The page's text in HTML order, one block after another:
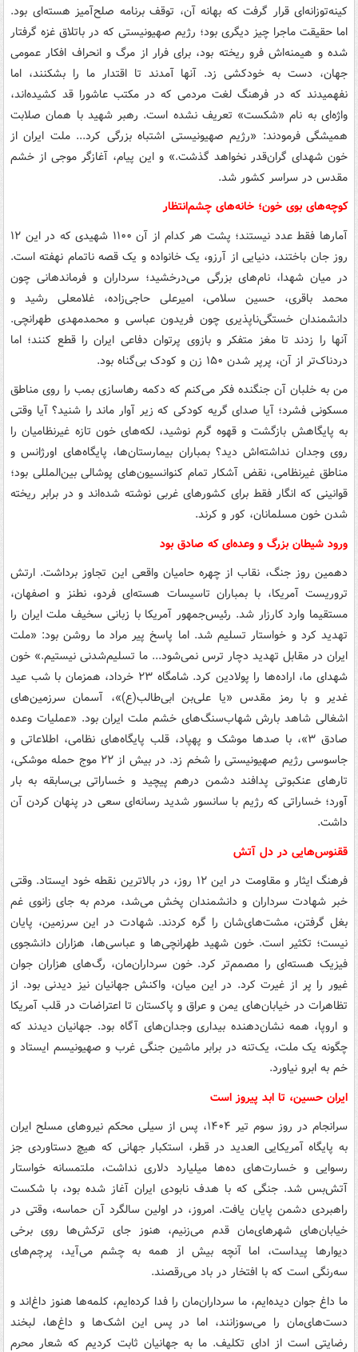
کینه‌توزانه‌ای قرار گرفت که بهانه آن، توقف برنامه صلح‌آمیز هسته‌ای بود.
اما حقیقت ماجرا چیز دیگری بود؛ رژیم صهیونیستی که در باتلاق غزه گرفتار
شده و هیمنه‌اش فرو ریخته بود، برای فرار از مرگ و انحراف افکار عمومی
جهان، دست به خودکشی زد. آنها آمدند تا اقتدار ما را بشکنند، اما
نفهمیدند که در فرهنگ لغت مردمی که در مکتب عاشورا قد کشیده‌اند،
واژه‌ای به نام «شکست» تعریف نشده است. رهبر شهید با همان صلابت
همیشگی فرمودند: «رژیم صهیونیستی اشتباه بزرگی کرد... ملت ایران از
خون شهدای گران‌قدر نخواهد گذشت.» و این پیام، آغازگر موجی از خشم
مقدس در سراسر کشور شد.
کوچه‌های بوی خون؛ خانه‌های چشم‌انتظار
آمارها فقط عدد نیستند؛ پشت هر کدام از آن ۱۱۰۰ شهیدی که در این ۱۲
روز جان باختند، دنیایی از آرزو، یک خانواده و یک قصه ناتمام نهفته است.
در میان شهدا، نام‌های بزرگی می‌درخشید؛ سرداران و فرماندهانی چون
محمد باقری، حسین سلامی، امیرعلی حاجی‌زاده، غلامعلی رشید و
دانشمندان خستگی‌ناپذیری چون فریدون عباسی و محمدمهدی طهرانچی.
آنها را زدند تا مغز متفکر و بازوی پرتوان دفاعی ایران را قطع کنند؛ اما
دردناک‌تر از آن، پرپر شدن ۱۵۰ زن و کودک بی‌گناه بود.
من به خلبان آن جنگنده فکر می‌کنم که دکمه رهاسازی بمب را روی مناطق
مسکونی فشرد؛ آیا صدای گریه کودکی که زیر آوار ماند را شنید؟ آیا وقتی
به پایگاهش بازگشت و قهوه گرم نوشید، لکه‌های خون تازه غیرنظامیان را
روی وجدان نداشته‌اش دید؟ بمباران بیمارستان‌ها، پایگاه‌های اورژانس و
مناطق غیرنظامی، نقض آشکار تمام کنوانسیون‌های پوشالی بین‌المللی بود؛
قوانینی که انگار فقط برای کشورهای غربی نوشته شده‌اند و در برابر ریخته
شدن خون مسلمانان، کور و کرند.
ورود شیطان بزرگ و وعده‌ای که صادق بود
دهمین روز جنگ، نقاب از چهره حامیان واقعی این تجاوز برداشت. ارتش
تروریست آمریکا، با بمباران تاسیسات هسته‌ای فردو، نطنز و اصفهان،
مستقیما وارد کارزار شد. رئیس‌جمهور آمریکا با زبانی سخیف ملت ایران را
تهدید کرد و خواستار تسلیم شد. اما پاسخ پیر مراد ما روشن بود: «ملت
ایران در مقابل تهدید دچار ترس نمی‌شود... ما تسلیم‌شدنی نیستیم.» خون
شهدای ما، اراده‌ها را پولادین کرد. شامگاه ۲۳ خرداد، همزمان با شب عید
غدیر و با رمز مقدس «یا علی‌بن ابی‌طالب(ع)»، آسمان سرزمین‌های
اشغالی شاهد بارش شهاب‌سنگ‌های خشم ملت ایران بود. «عملیات وعده
صادق ۳»، با صدها موشک و پهپاد، قلب پایگاه‌های نظامی، اطلاعاتی و
جاسوسی رژیم صهیونیستی را شخم زد. در بیش از ۲۲ موج حمله موشکی،
تارهای عنکبوتی پدافند دشمن درهم پیچید و خساراتی بی‌سابقه به بار
آورد؛ خساراتی که رژیم با سانسور شدید رسانه‌ای سعی در پنهان کردن آن
داشت.
ققنوس‌هایی در دل آتش
فرهنگ ایثار و مقاومت در این ۱۲ روز، در بالاترین نقطه خود ایستاد. وقتی
خبر شهادت سرداران و دانشمندان پخش می‌شد، مردم به جای زانوی غم
بغل گرفتن، مشت‌های‌شان را گره کردند. شهادت در این سرزمین، پایان
نیست؛ تکثیر است. خون شهید طهرانچی‌ها و عباسی‌ها، هزاران دانشجوی
فیزیک هسته‌ای را مصمم‌تر کرد. خون سرداران‌مان، رگ‌های هزاران جوان
غیور را پر از غیرت کرد. در این میان، واکنش جهانیان نیز دیدنی بود. از
تظاهرات در خیابان‌های یمن و عراق و پاکستان تا اعتراضات در قلب آمریکا
و اروپا، همه نشان‌دهنده بیداری وجدان‌های آگاه بود. جهانیان دیدند که
چگونه یک ملت، یک‌تنه در برابر ماشین جنگی غرب و صهیونیسم ایستاد و
خم به ابرو نیاورد.
ایران حسین، تا ابد پیروز است
سرانجام در روز سوم تیر ۱۴۰۴، پس از سیلی محکم نیروهای مسلح ایران
به پایگاه آمریکایی العدید در قطر، استکبار جهانی که هیچ دستاوردی جز
رسوایی و خسارت‌های ده‌ها میلیارد دلاری نداشت، ملتمسانه خواستار
آتش‌بس شد. جنگی که با هدف نابودی ایران آغاز شده بود، با شکست
راهبردی دشمن پایان یافت. امروز، در اولین سالگرد آن حماسه، وقتی در
خیابان‌های شهرهای‌مان قدم می‌زنیم، هنوز جای ترکش‌ها روی برخی
دیوارها پیداست، اما آنچه بیش از همه به چشم می‌آید، پرچم‌های
سه‌رنگی است که با افتخار در باد می‌رقصند.
ما داغ جوان دیده‌ایم، ما سرداران‌مان را فدا کرده‌ایم، کلمه‌ها هنوز داغ‌اند و
دست‌های‌مان را می‌سوزانند، اما در پس این اشک‌ها و داغ‌ها، لبخند
رضایتی است از ادای تکلیف. ما به جهانیان ثابت کردیم که شعار محرم